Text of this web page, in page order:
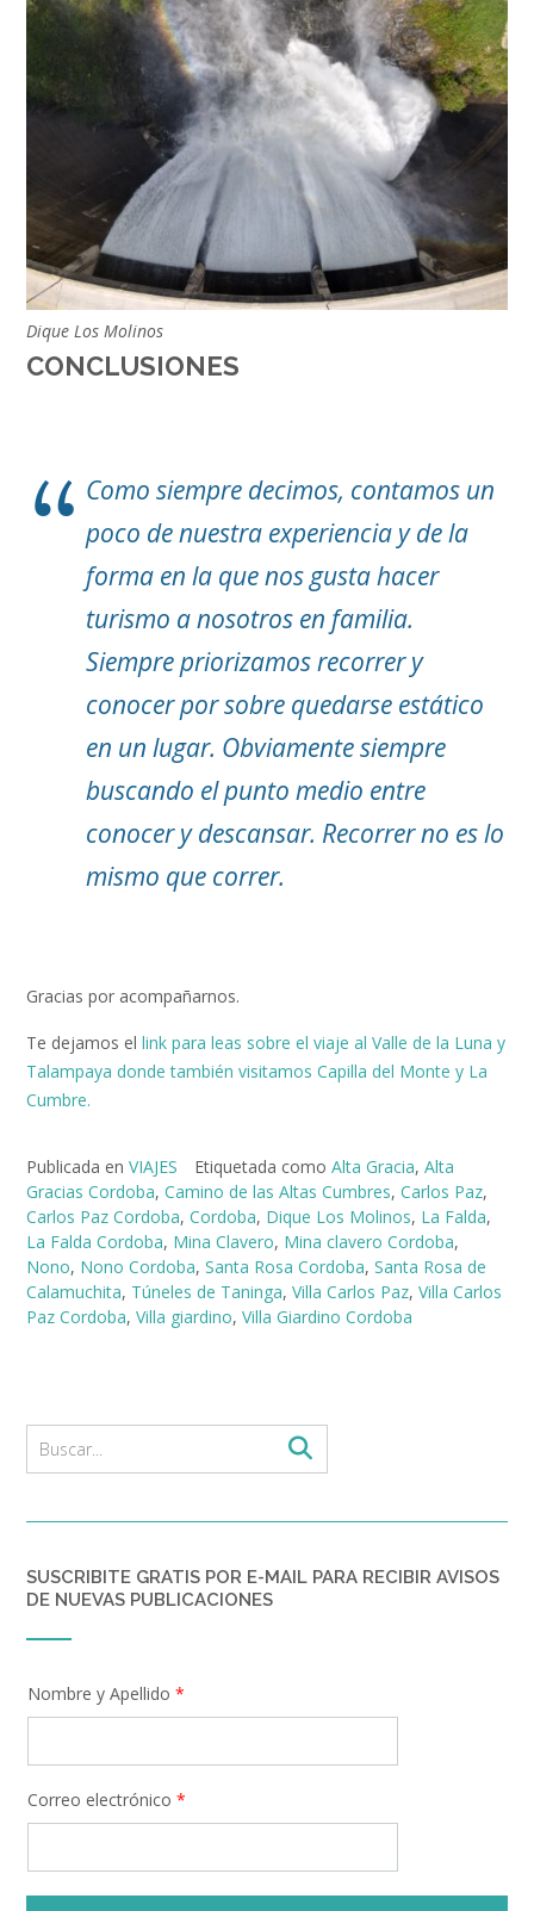
Dique Los Molinos
CONCLUSIONES
Como siempre decimos, contamos un
poco de nuestra experiencia y de la
forma en la que nos gusta hacer
turismo a nosotros en familia.
Siempre priorizamos recorrer y
conocer por sobre quedarse estático
en un lugar. Obviamente siempre
buscando el punto medio entre
conocer y descansar. Recorrer no es lo
mismo que correr.
Gracias por acompañarnos.
Te dejamos el link para leas sobre el viaje al Valle de la Luna y
Talampaya donde también visitamos Capilla del Monte y La
Cumbre.
Publicada en VIAJES Etiquetada como Alta Gracia, Alta
Gracias Cordoba, Camino de las Altas Cumbres, Carlos Paz,
Carlos Paz Cordoba, Cordoba, Dique Los Molinos, La Falda,
La Falda Cordoba, Mina Clavero, Mina clavero Cordoba,
Nono, Nono Cordoba, Santa Rosa Cordoba, Santa Rosa de
Calamuchita, Túneles de Taninga, Villa Carlos Paz, Villa Carlos
Paz Cordoba, Villa giardino, Villa Giardino Cordoba
SUSCRIBITE GRATIS POR E-MAIL PARA RECIBIR AVISOS
DE NUEVAS PUBLICACIONES
Nombre y Apellido *
Correo electrónico *